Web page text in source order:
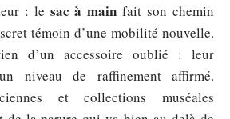
: le sac à main fait son chemin
témoin d’une mobilité nouvelle.
d’un accessoire oublié : leur
niveau de raffinement affirmé.
et collections muséales